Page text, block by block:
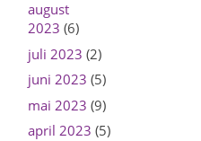
august
2023 (6)
juli 2023 (2)
juni 2023 (5)
mai 2023 (9)
april 2023 (5)